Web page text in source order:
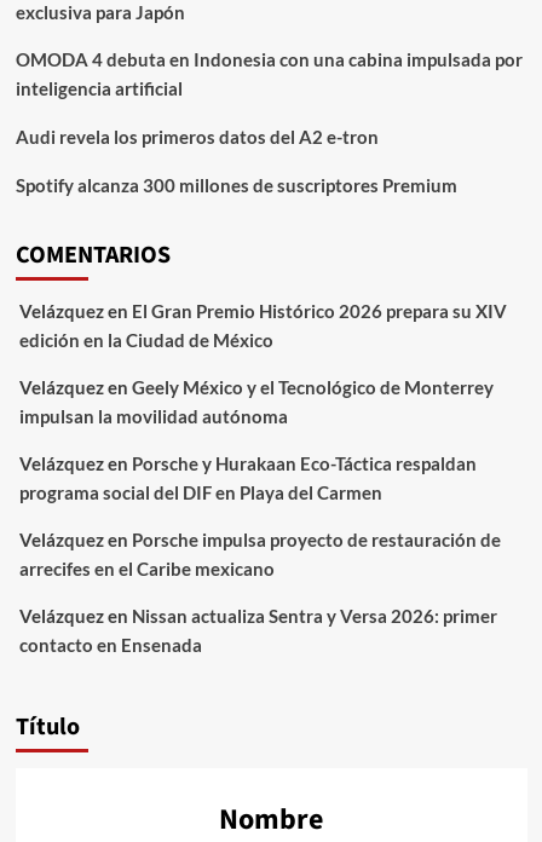
exclusiva para Japón
OMODA 4 debuta en Indonesia con una cabina impulsada por
inteligencia artificial
Audi revela los primeros datos del A2 e-tron
Spotify alcanza 300 millones de suscriptores Premium
COMENTARIOS
Velázquezen El Gran Premio Histórico 2026 prepara su XIV
edición en la Ciudad de México
Velázquezen Geely México y el Tecnológico de Monterrey
impulsan la movilidad autónoma
Velázquezen Porsche y Hurakaan Eco-Táctica respaldan
programa social del DIF en Playa del Carmen
Velázquezen Porsche impulsa proyecto de restauración de
arrecifes en el Caribe mexicano
Velázquezen Nissan actualiza Sentra y Versa 2026: primer
contacto en Ensenada
Título
Nombre